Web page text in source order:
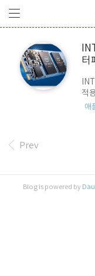
터
적
장
애
Prev
Blog is powered by